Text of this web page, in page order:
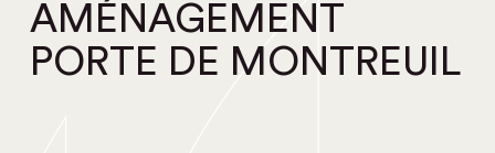
AMÉNAGEMENT
PORTE DE MONTREUIL